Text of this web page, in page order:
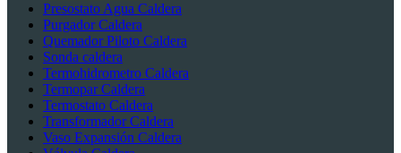
Presostato Agua Caldera
Purgador Caldera
Quemador Piloto Caldera
Sonda caldera
Termohidrometro Caldera
Termopar Caldera
Termostato Caldera
Transformador Caldera
Vaso Expansión Caldera